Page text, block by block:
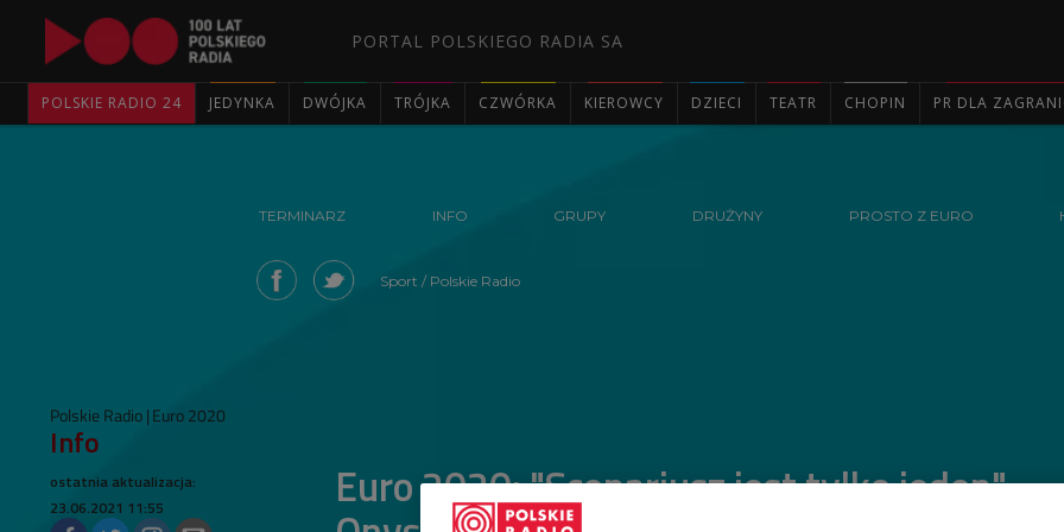
PORTAL POLSKIEGO RADIA SA
POLSKIE RADIO 24 JEDYNKA DWÓJKA TRÓJKA CZWÓRKA KIEROWCY DZIECI TEATR CHOPIN PR DLA
TERMINARZ INFO GRUPY DRUŻYNY PROSTO Z EURO
Sport / Polskie Radio
Polskie Radio Euro 2020
Info
Euro 2020: "Scenariusz jest tylko jeden".
ostatnia aktualizacja:
23.06.2021 11:55